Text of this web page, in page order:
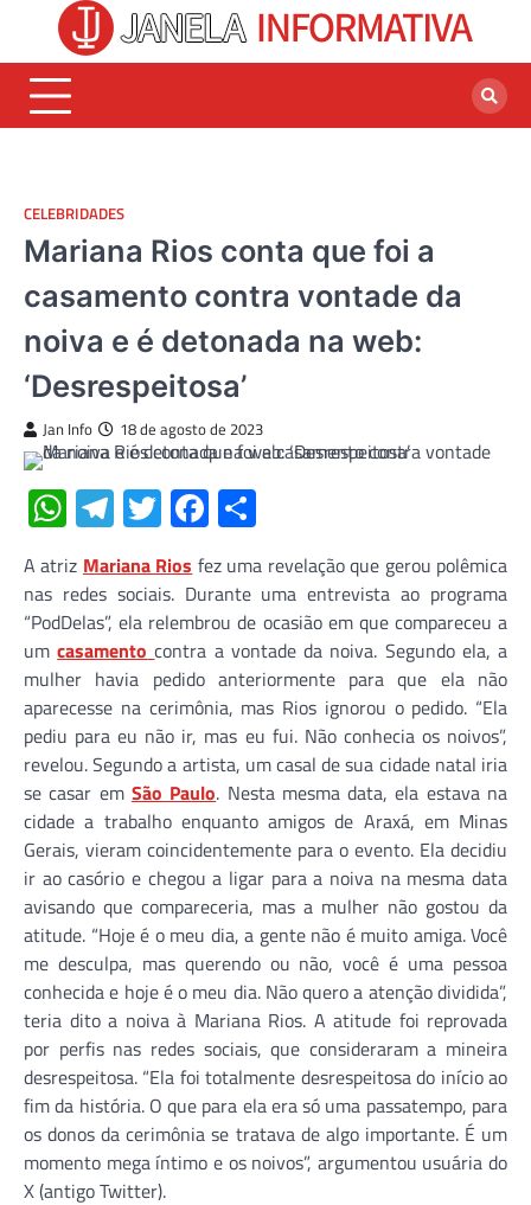
content
CELEBRIDADES
Mariana Rios conta que foi a
casamento contra vontade da
noiva e é detonada na web:
‘Desrespeitosa’
Jan Info 18 de agosto de 2023
WhatsApp
Telegram
TwitterFacebook
A atriz Mariana Rios fez uma revelação que gerou polêmica
nas redes sociais. Durante uma entrevista ao programa
“PodDelas”, ela relembrou de ocasião em que compareceu a
umcasamento contra a vontade da noiva. Segundo ela, a
mulher havia pedido anteriormente para que ela não
aparecesse na cerimônia, mas Rios ignorou o pedido. “Ela
pediu para eu não ir, mas eu fui. Não conhecia os noivos”,
revelou. Segundo a artista, um casal de sua cidade natal iria
se casar em São Paulo. Nesta mesma data, ela estava na
cidade a trabalho enquanto amigos de Araxá, em Minas
Gerais, vieram coincidentemente para o evento. Ela decidiu
ir ao casório e chegou a ligar para a noiva na mesma data
avisando que compareceria, mas a mulher não gostou da
atitude. “Hoje é o meu dia, a gente não é muito amiga. Você
me desculpa, mas querendo ou não, você é uma pessoa
conhecida e hoje é o meu dia. Não quero a atenção dividida”,
teria dito a noiva à Mariana Rios. A atitude foi reprovada
por perfis nas redes sociais, que consideraram a mineira
desrespeitosa. “Ela foi totalmente desrespeitosa do início ao
fim da história. O que para ela era só uma passatempo, para
os donos da cerimônia se tratava de algo importante. É um
momento mega íntimo e os noivos”, argumentou usuária do
X (antigo Twitter).